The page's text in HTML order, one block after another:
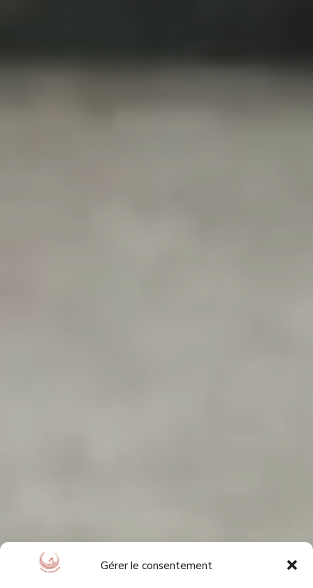
Gérer le consentement